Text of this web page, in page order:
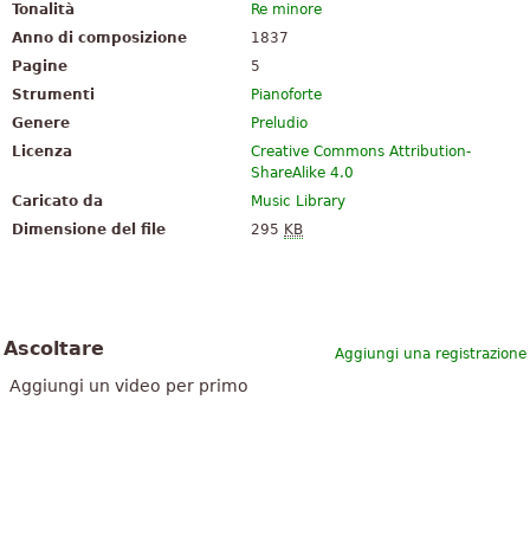
Tonalità
Re minore
Anno di composizione
1837
Pagine
5
Strumenti
Pianoforte
Genere
Preludio
Licenza
Creative Commons Attribution-
ShareAlike 4.0
Caricato da
Music Library
Dimensione del file
295 KB
Aggiungi una registrazione
Ascoltare
Aggiungi un video per primo